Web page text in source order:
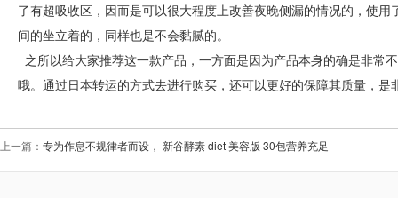
了有超吸收区，因而是可以很大程度上改善夜晚侧漏的情况的，使
间的坐立着的，同样也是不会黏腻的。
之所以给大家推荐这一款产品，一方面是因为产品本身的确是非常
哦。通过日本转运的方式去进行购买，还可以更好的保障其质量，是
上一篇： 专为作息不规律者而设， 新谷酵素 diet 美容版 30包营养充足